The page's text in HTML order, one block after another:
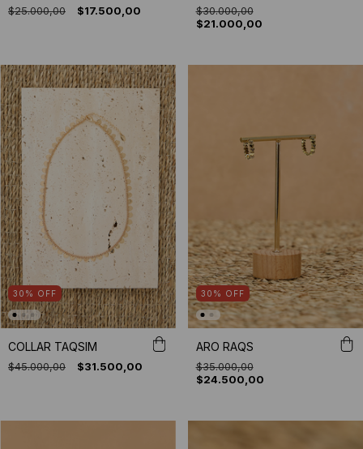
$25.000,00 $17.500,00
$30.000,00
$21.000,00
30 % OFF
COLLAR TAQSIM
$45.000,00 $31.500,00
30 % OFF
ARO RAQS
$35.000,00
$24.500,00